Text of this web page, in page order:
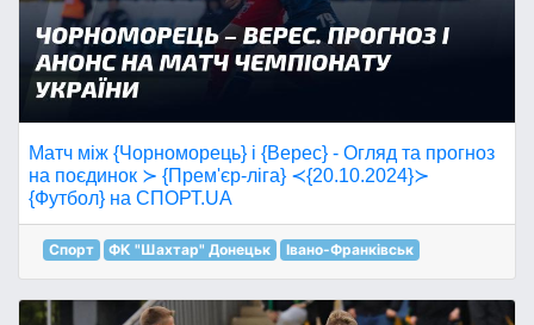
Матч між {Чорноморець} і {Верес} - Огляд та прогноз
на поєдинок ≻ {Прем'єр-ліга} ≺{20.10.2024}≻
{Футбол} на СПОРТ.UA
Спорт ФК "Шахтар" Донецьк Івано-Франківськ